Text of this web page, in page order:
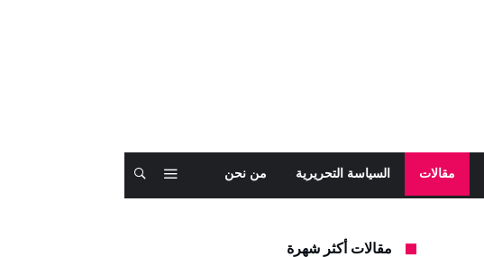
مقالات السياسة التحريرية من نحن
مقالات أكثر شهرة